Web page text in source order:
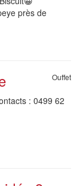
près de
Ouffet
: 0499 62